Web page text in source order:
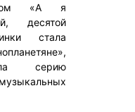
«А я
десятой
стала
серию